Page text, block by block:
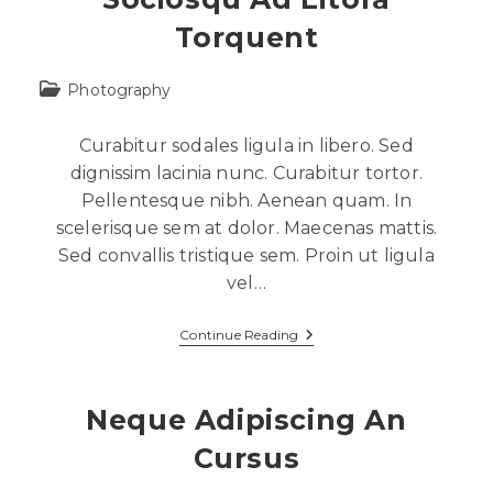
Torquent
Photography
Curabitur sodales ligula in libero. Sed
dignissim lacinia nunc. Curabitur tortor.
Pellentesque nibh. Aenean quam. In
scelerisque sem at dolor. Maecenas mattis.
Sed convallis tristique sem. Proin ut ligula
vel…
Continue Reading
Neque Adipiscing An
Cursus